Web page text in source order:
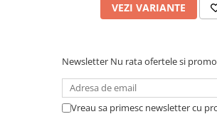
VEZI VARIANTE
Newsletter Nu rata ofertele si
Vreau sa primesc newsletter cu